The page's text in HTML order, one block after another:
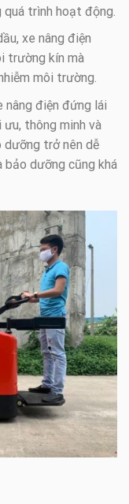
trình hoạt động.
xe nâng điện
trường kín mà
môi trường.
nâng điện đứng lái
thông minh và
dưỡng trở nên dễ
bảo dưỡng cũng khá